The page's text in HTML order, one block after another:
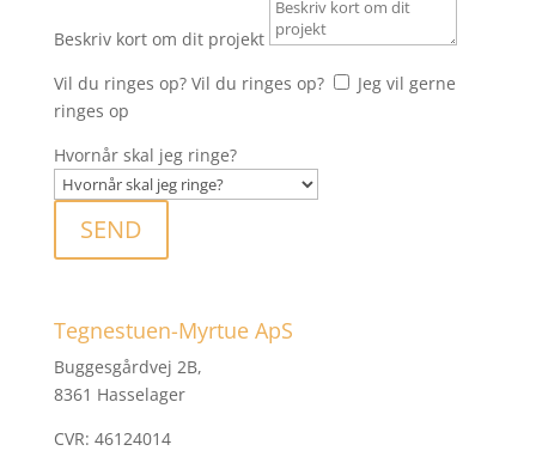
Beskriv kort om dit projekt
Vil du ringes op? Vil du ringes op?
Jeg vil gerne
ringes op
Hvornår skal jeg ringe?
SEND
Tegnestuen-Myrtue ApS
Buggesgårdvej 2B,
8361 Hasselager
CVR: 46124014